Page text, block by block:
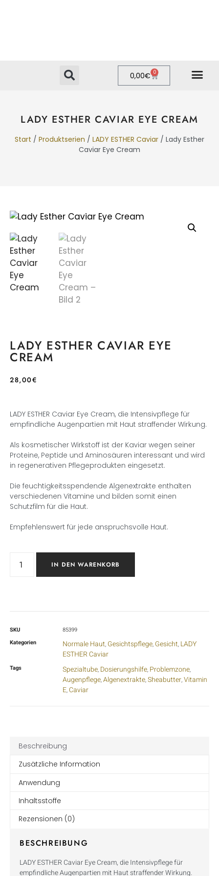
0,00€ 0
LADY ESTHER CAVIAR EYE CREAM
Start / Produktserien / LADY ESTHER Caviar / Lady Esther
Caviar Eye Cream
LADY ESTHER CAVIAR EYE
CREAM
28,00€
LADY ESTHER Caviar Eye Cream, die Intensivpflege für
empfindliche Augenpartien mit Haut straffender Wirkung.
Als kosmetischer Wirkstoff ist der Kaviar wegen seiner
Proteine, Peptide und Aminosäuren interessant und wird
in regenerativen Pflegeprodukten eingesetzt.
Die feuchtigkeitsspendende Algenextrakte enthalten
verschiedenen Vitamine und bilden somit einen
Schutzfilm für die Haut.
Empfehlenswert für jede anspruchsvolle Haut.
IN DEN WARENKORB
SKU
85399
Kategorien
Normale Haut, Gesichtspflege, Gesicht, LADY
ESTHER Caviar
Tags Spezialtube, Dosierungshilfe, Problemzone,
Augenpflege,Algenextrakte,Sheabutter,Vitamin
E,Caviar
Beschreibung
Zusätzliche Information
Anwendung
Inhaltsstoffe
Rezensionen (0)
BESCHREIBUNG
LADY ESTHER Caviar Eye Cream, die Intensivpflege für
empfindliche Augenpartien mit Haut straffender Wirkung.